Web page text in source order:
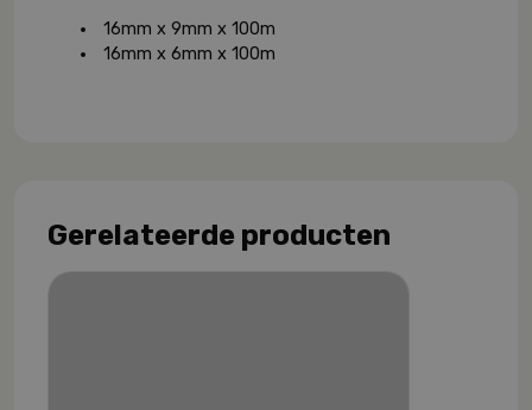
16mm x 9mm x 100m
16mm x 6mm x 100m
Gerelateerde producten